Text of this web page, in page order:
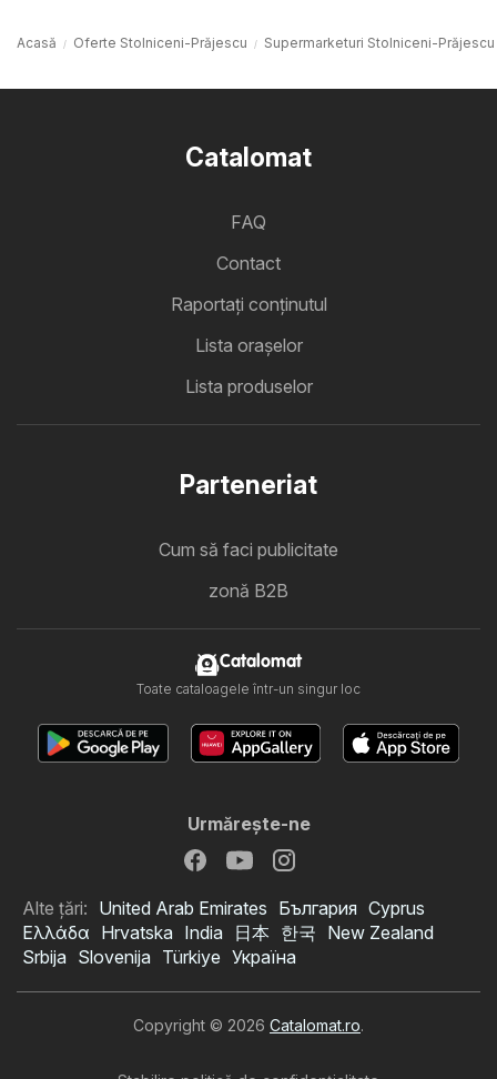
Acasă Oferte Stolniceni-Prăjescu Supermarketuri Stolniceni-Prăjescu
Catalomat
FAQ
Contact
Raportați conținutul
Lista oraşelor
Lista produselor
Parteneriat
Cum să faci publicitate
zonă B2B
Catalomat
Toate cataloagele într-un singur loc
Urmăreşte-ne
Alte țări: United Arab Emirates България Cyprus
Ελλάδα Hrvatska India 日本 한국 New Zealand
Srbija Slovenija Türkiye Україна
Copyright © 2026 Catalomat.ro.